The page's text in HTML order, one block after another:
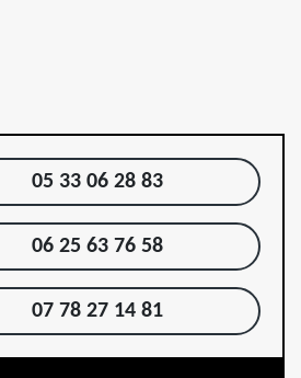
05 33 06 28 83
06 25 63 76 58
07 78 27 14 81